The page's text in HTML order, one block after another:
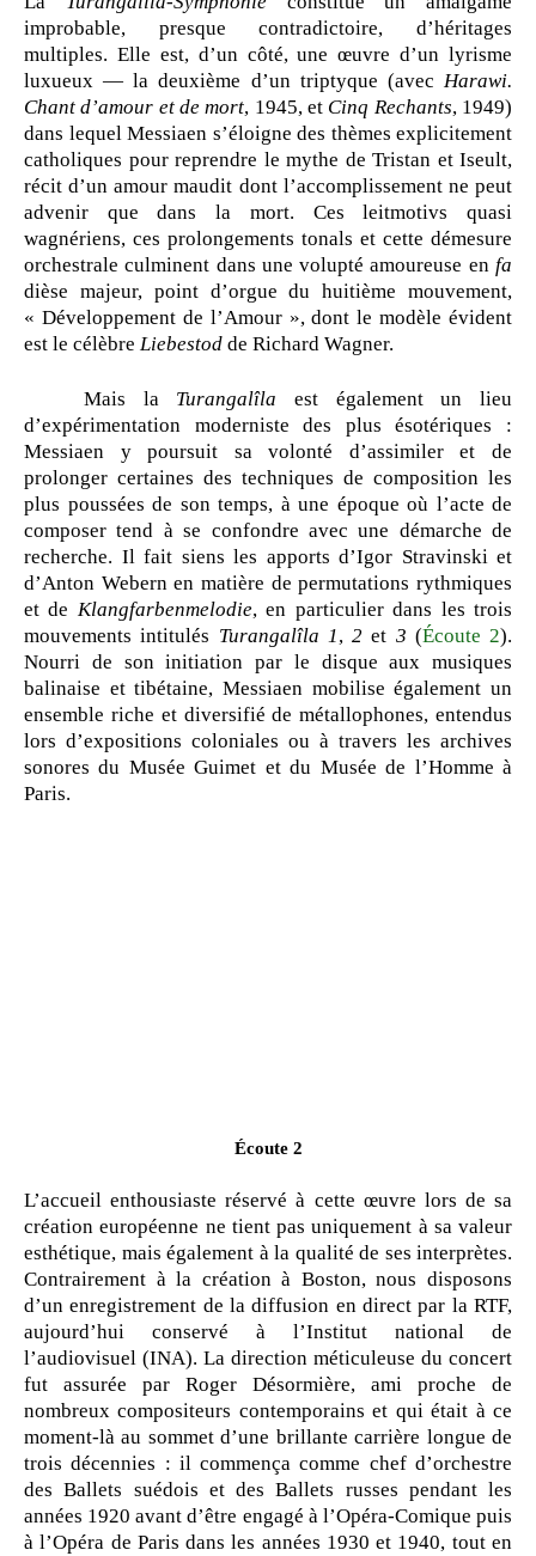
improbable, presque contradictoire, d’héritages
multiples. Elle est, d’un côté, une œuvre d’un lyrisme
luxueux — la deuxième d’un triptyque (avec Harawi.
Chant d’amour et de mort, 1945, et Cinq Rechants, 1949)
dans lequel Messiaen s’éloigne des thèmes explicitement
catholiques pour reprendre le mythe de Tristan et Iseult,
récit d’un amour maudit dont l’accomplissement ne peut
advenir que dans la mort. Ces leitmotivs quasi
wagnériens, ces prolongements tonals et cette démesure
orchestrale culminent dans une volupté amoureuse en fa
dièse majeur, point d’orgue du huitième mouvement,
« Développement de l’Amour », dont le modèle évident
est le célèbre Liebestod de Richard Wagner.
Mais la Turangalîla est également un lieu
d’expérimentation moderniste des plus ésotériques :
Messiaen y poursuit sa volonté d’assimiler et de
prolonger certaines des techniques de composition les
plus poussées de son temps, à une époque où l’acte de
composer tend à se confondre avec une démarche de
recherche. Il fait siens les apports d’Igor Stravinski et
d’Anton Webern en matière de permutations rythmiques
et de Klangfarbenmelodie, en particulier dans les trois
mouvements intitulés Turangalîla 1, 2 et 3 (Écoute 2).
Nourri de son initiation par le disque aux musiques
balinaise et tibétaine, Messiaen mobilise également un
ensemble riche et diversifié de métallophones, entendus
lors d’expositions coloniales ou à travers les archives
sonores du Musée Guimet et du Musée de l’Homme à
Paris.
Écoute 2
L’accueil enthousiaste réservé à cette œuvre lors de sa
création européenne ne tient pas uniquement à sa valeur
esthétique, mais également à la qualité de ses interprètes.
Contrairement à la création à Boston, nous disposons
d’un enregistrement de la diffusion en direct par la RTF,
aujourd’hui conservé à l’Institut national de
l’audiovisuel (INA). La direction méticuleuse du concert
fut assurée par Roger Désormière, ami proche de
nombreux compositeurs contemporains et qui était à ce
moment-là au sommet d’une brillante carrière longue de
trois décennies : il commença comme chef d’orchestre
des Ballets suédois et des Ballets russes pendant les
années 1920 avant d’être engagé à l’Opéra-Comique puis
à l’Opéra de Paris dans les années 1930 et 1940, tout en